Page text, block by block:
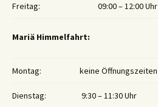
Freitag: 09:00 – 12:00 Uhr
Mariä Himmelfahrt:
Montag: keine Öffnungszeiten
Dienstag: 9:30 – 11:30 Uhr